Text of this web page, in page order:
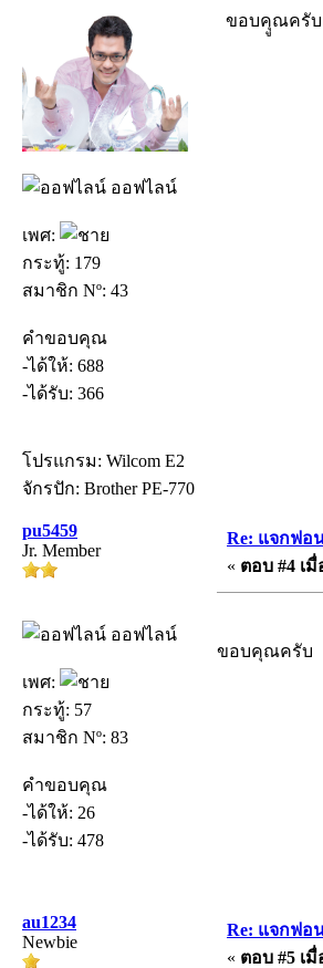
ออฟไลน์
เพศ:
กระทู้: 179
สมาชิก Nº: 43
คำขอบคุณ
-ได้ให้: 688
-ได้รับ: 366
โปรแกรม: Wilcom E2
จักรปัก: Brother PE-770
ขอบคุูณครับ
pu5459
Jr. Member
ออฟไลน์
เพศ:
กระทู้: 57
สมาชิก Nº: 83
คำขอบคุณ
-ได้ให้: 26
-ได้รับ: 478
Re: แจกฟอ
« ตอบ #4 เมื่
ขอบคุณครับ
au1234
Newbie
Re: แจกฟอ
« ตอบ #5 เมื่